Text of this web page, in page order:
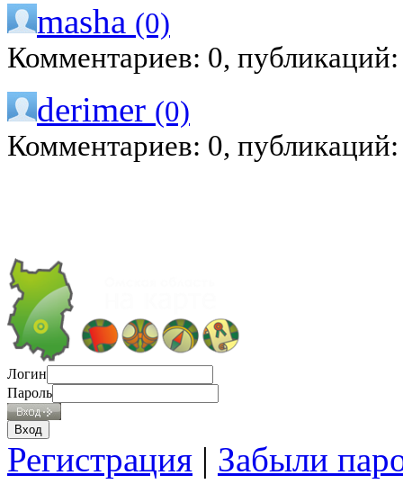
masha (0)
Комментариев: 0,
derimer (0)
Комментариев: 0,
Логин
Пароль
Регистрация | Забыли